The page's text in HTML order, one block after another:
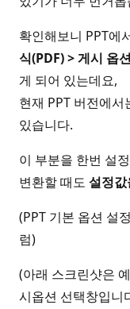
확인해보니 PPT에
식(PDF) > 게시 옵션
게 되어 있는데요,
현재 PPT 버전에
있습니다.
이 부분을 한번 설
변환할 때도 설정
(PPT 기본 옵션 설
럼)
(아래 스크린샷은
시옵션 선택창입니